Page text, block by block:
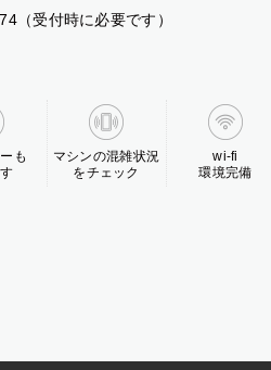
（受付時に必要です）
も
マシンの混雑状況
をチェック
wi-fi
環境完備